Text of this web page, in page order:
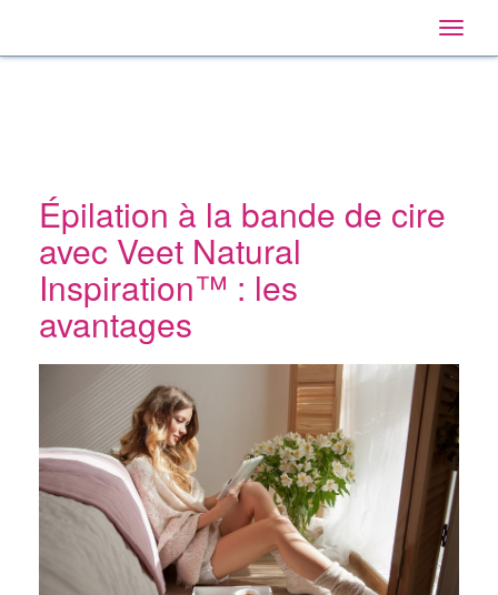
Primary
Kong
Toggle
Épilation à la bande de cire
avec Veet Natural
Inspiration™ : les
avantages